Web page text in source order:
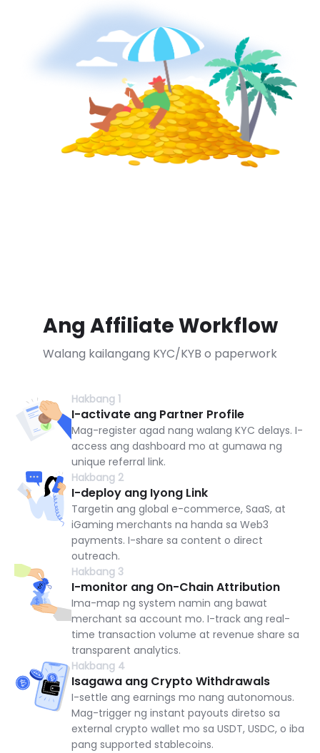
Ang Affiliate Workflow
Walang kailangang KYC/KYB o paperwork
Hakbang 1
I-activate ang Partner Profile
Mag-register agad nang walang KYC delays. I-
access ang dashboard mo at gumawa ng
unique referral link.
Hakbang 2
I-deploy ang Iyong Link
Targetin ang global e-commerce, SaaS, at
iGaming merchants na handa sa Web3
payments. I-share sa content o direct
outreach.
Hakbang 3
I-monitor ang On-Chain Attribution
Ima-map ng system namin ang bawat
merchant sa account mo. I-track ang real-
time transaction volume at revenue share sa
transparent analytics.
Hakbang 4
Isagawa ang Crypto Withdrawals
I-settle ang earnings mo nang autonomous.
Mag-trigger ng instant payouts diretso sa
external crypto wallet mo sa USDT, USDC, o iba
pang supported stablecoins.